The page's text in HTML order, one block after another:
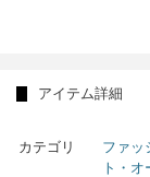
アイテム詳細
カテゴリ ファッ
ト・